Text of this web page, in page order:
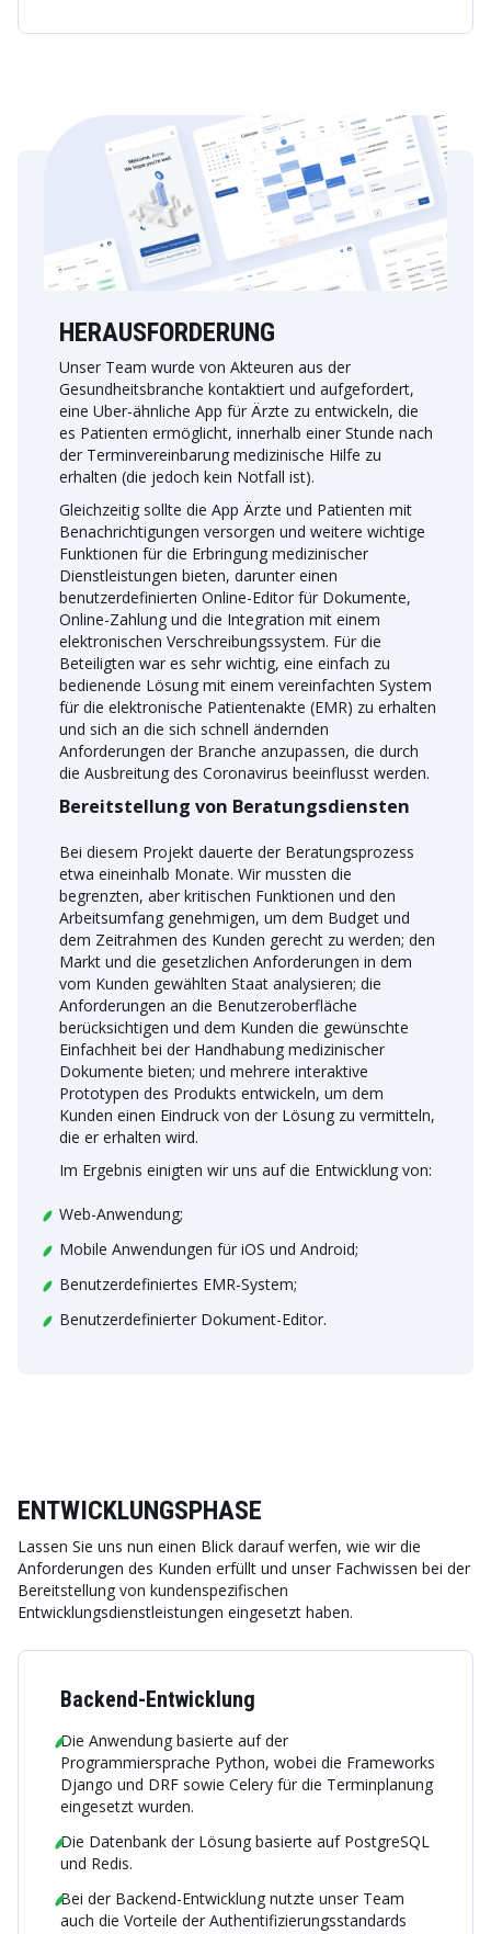
HERAUSFORDERUNG
Unser Team wurde von Akteuren aus der
Gesundheitsbranche kontaktiert und aufgefordert,
eine Uber-ähnliche App für Ärzte zu entwickeln, die
es Patienten ermöglicht, innerhalb einer Stunde nach
der Terminvereinbarung medizinische Hilfe zu
erhalten (die jedoch kein Notfall ist).
Gleichzeitig sollte die App Ärzte und Patienten mit
Benachrichtigungen versorgen und weitere wichtige
Funktionen für die Erbringung medizinischer
Dienstleistungen bieten, darunter einen
benutzerdefinierten Online-Editor für Dokumente,
Online-Zahlung und die Integration mit einem
elektronischen Verschreibungssystem. Für die
Beteiligten war es sehr wichtig, eine einfach zu
bedienende Lösung mit einem vereinfachten System
für die elektronische Patientenakte (EMR) zu erhalten
und sich an die sich schnell ändernden
Anforderungen der Branche anzupassen, die durch
die Ausbreitung des Coronavirus beeinflusst werden.
Bereitstellung von Beratungsdiensten
Bei diesem Projekt dauerte der Beratungsprozess
etwa eineinhalb Monate. Wir mussten die
begrenzten, aber kritischen Funktionen und den
Arbeitsumfang genehmigen, um dem Budget und
dem Zeitrahmen des Kunden gerecht zu werden; den
Markt und die gesetzlichen Anforderungen in dem
vom Kunden gewählten Staat analysieren; die
Anforderungen an die Benutzeroberfläche
berücksichtigen und dem Kunden die gewünschte
Einfachheit bei der Handhabung medizinischer
Dokumente bieten; und mehrere interaktive
Prototypen des Produkts entwickeln, um dem
Kunden einen Eindruck von der Lösung zu vermitteln,
die er erhalten wird.
Im Ergebnis einigten wir uns auf die Entwicklung von:
Web-Anwendung;
Mobile Anwendungen für iOS und Android;
Benutzerdefiniertes EMR-System;
Benutzerdefinierter Dokument-Editor.
ENTWICKLUNGSPHASE
Lassen Sie uns nun einen Blick darauf werfen, wie wir die
Anforderungen des Kunden erfüllt und unser Fachwissen bei der
Bereitstellung von kundenspezifischen
Entwicklungsdienstleistungen eingesetzt haben.
Backend-Entwicklung
Die Anwendung basierte auf der
Programmiersprache Python, wobei die Frameworks
Django und DRF sowie Celery für die Terminplanung
eingesetzt wurden.
Die Datenbank der Lösung basierte auf PostgreSQL
und Redis.
Bei der Backend-Entwicklung nutzte unser Team
auch die Vorteile der Authentifizierungsstandards